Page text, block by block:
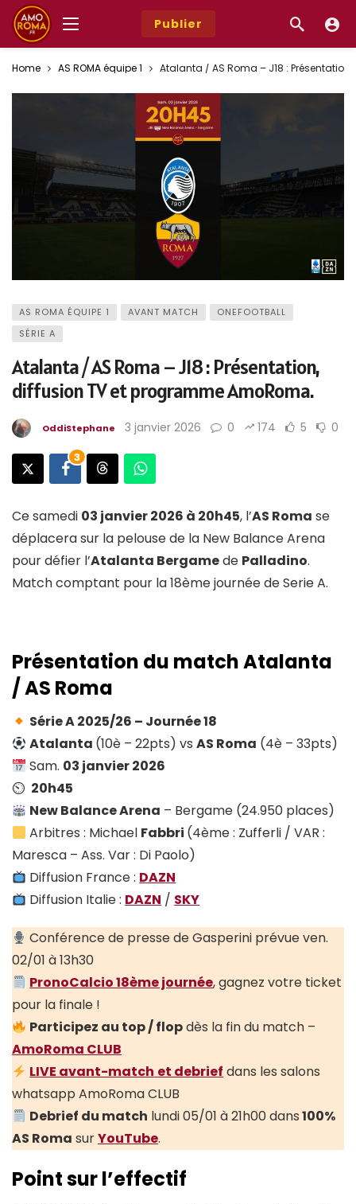
Publier
Home AS ROMA équipe 1 Atalanta / AS Roma – J18 :
AS ROMA ÉQUIPE 1 AVANT MATCH
ONEFOOTBALL
SÉRIE A
Atalanta / AS Roma – J18 : Présentation,
diffusion TV et programme AmoRoma.
OddiStephane 3 janvier 2026 0 174 5 0
3
Ce samedi 03 janvier 2026 à 20h45, l’AS Roma se
déplacera sur la pelouse de la New Balance Arena
pour défier l’Atalanta Bergamede Palladino.
Match comptant pour la 18ème journée de Serie A.
Présentation du match Atalanta
/ AS Roma
Série A 2025/26 – Journée 18
Atalanta (10è – 22pts) vsAS Roma (4è – 33pts)
Sam. 03 janvier 2026
⏲ 20h45
New Balance Arena – Bergame (24.950 places)
Arbitres : Michael Fabbri (4ème : Zufferli / VAR :
Maresca – Ass. Var : Di Paolo)
Diffusion France : DAZN
Diffusion Italie : DAZN / SKY
Conférence de presse de Gasperini prévue ven.
02/01 à 13h30
PronoCalcio 18ème journée, gagnez votre ticket
pour la finale !
Participez au top / flopdès la fin du match –
AmoRoma CLUB
LIVE avant-match et debrief dans les salons
whatsapp AmoRoma CLUB
Debrief du match lundi 05/01 à 21h00 dans100%
AS Roma surYouTube.
Point sur l’effectif